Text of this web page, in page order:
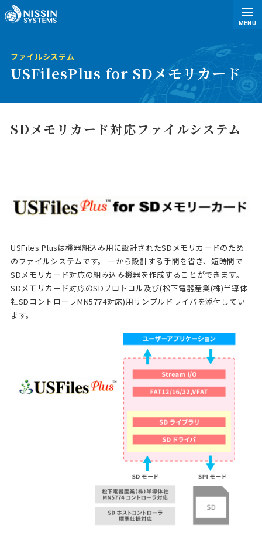
MENU
ファイルシステム
USFilesPlus for SDメモリカード
SDメモリカード対応ファイルシステム
USFiles Plusは機器組込み用に設計されたSDメモリカードのため
のファイルシステムです。 一から設計する手間を省き、短時間で
SDメモリカード対応の組み込み機器を作成することができます。
SDメモリカード対応のSDプロトコル及び(松下電器産業(株)半導体
社SDコントローラMN5774対応)用サンプルドライバを添付してい
ます。